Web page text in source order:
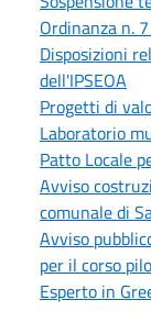
Ordinanza n.
Disposizioni
dell'IPSEOA
Progetti di
Laboratorio
Patto Locale
Avviso
comunale di
Avviso
per il corso
Esperto in